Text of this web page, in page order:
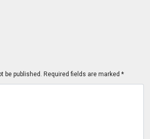
be published. Required fields are marked *